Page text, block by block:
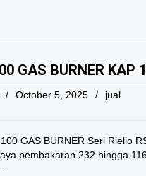
GAS BURNER KAP
/ October 5, 2025 /
jual
GAS BURNER Seri Riello
pembakaran 232 hingga